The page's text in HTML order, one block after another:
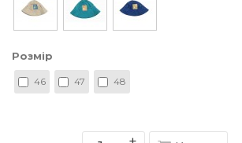
Розмір
46 47 48